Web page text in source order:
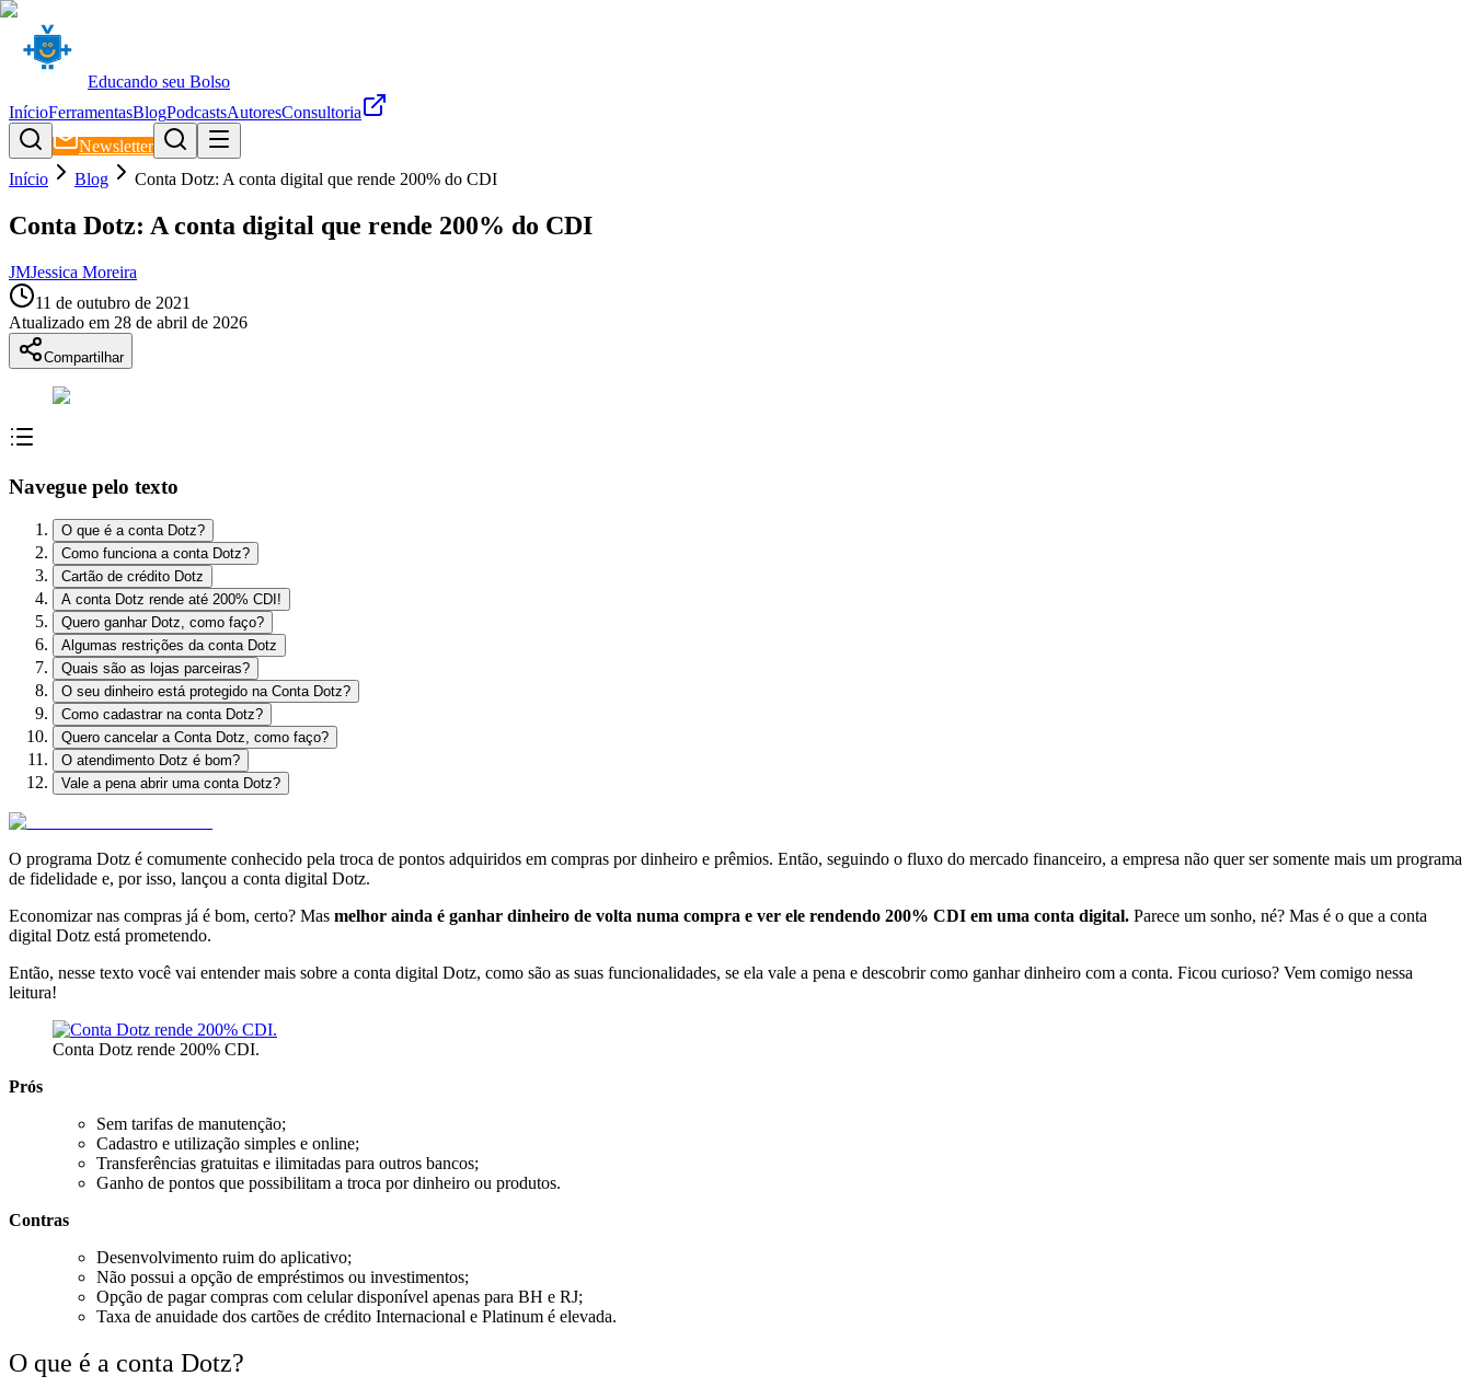
Educando seu Bolso
InícioFerramentasBlogPodcastsAutoresConsultoria
Newsletter
Início
Blog Conta Dotz: A conta digital que rende 200% do CDI
Conta Dotz: A conta digital que rende 200% do CDI
JMJessica Moreira
11 de outubro de 2021
Atualizado em 28 de abril de 2026
Compartilhar
Navegue pelo texto
O que é a conta Dotz?
Como funciona a conta Dotz?
Cartão de crédito Dotz
A conta Dotz rende até 200% CDI!
Quero ganhar Dotz, como faço?
Algumas restrições da conta Dotz
Quais são as lojas parceiras?
O seu dinheiro está protegido na Conta Dotz?
Como cadastrar na conta Dotz?
Quero cancelar a Conta Dotz, como faço?
O atendimento Dotz é bom?
Vale a pena abrir uma conta Dotz?
O programa Dotz é comumente conhecido pela troca de pontos adquiridos em compras por dinheiro e prêmios. Então, seguindo o fluxo do mercado financeiro, a empresa não quer ser somente mais um programa
de fidelidade e, por isso, lançou a conta digital Dotz.
Economizar nas compras já é bom, certo? Mas melhor ainda é ganhar dinheiro de volta numa compra e ver ele rendendo 200% CDI em uma conta digital. Parece um sonho, né? Mas é o que a conta
digital Dotz está prometendo.
Então, nesse texto você vai entender mais sobre a conta digital Dotz, como são as suas funcionalidades, se ela vale a pena e descobrir como ganhar dinheiro com a conta. Ficou curioso? Vem comigo nessa
leitura!
Conta Dotz rende 200% CDI.
Prós
Sem tarifas de manutenção;
Cadastro e utilização simples e online;
Transferências gratuitas e ilimitadas para outros bancos;
Ganho de pontos que possibilitam a troca por dinheiro ou produtos.
Contras
Desenvolvimento ruim do aplicativo;
Não possui a opção de empréstimos ou investimentos;
Opção de pagar compras com celular disponível apenas para BH e RJ;
Taxa de anuidade dos cartões de crédito Internacional e Platinum é elevada.
O que é a conta Dotz?